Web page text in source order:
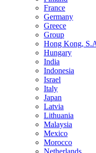
France
Germany
Greece
Group
Hong Kong,
Hungary
India
Indonesia
Israel
Italy
Japan
Latvia
Lithuania
Malaysia
Mexico
Morocco
Netherlands